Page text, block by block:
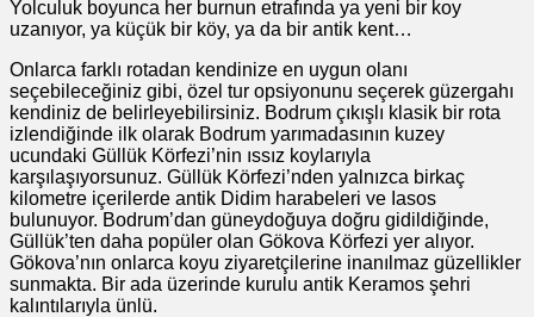
Yolculuk boyunca her burnun etrafında ya yeni bir koy
uzanıyor, ya küçük bir köy, ya da bir antik kent…
Onlarca farklı rotadan kendinize en uygun olanı
seçebileceğiniz gibi, özel tur opsiyonunu seçerek güzergahı
kendiniz de belirleyebilirsiniz. Bodrum çıkışlı klasik bir rota
izlendiğinde ilk olarak Bodrum yarımadasının kuzey
ucundaki Güllük Körfezi’nin ıssız koylarıyla
karşılaşıyorsunuz. Güllük Körfezi’nden yalnızca birkaç
kilometre içerilerde antik Didim harabeleri ve Iasos
bulunuyor. Bodrum’dan güneydoğuya doğru gidildiğinde,
Güllük’ten daha popüler olan Gökova Körfezi yer alıyor.
Gökova’nın onlarca koyu ziyaretçilerine inanılmaz güzellikler
sunmakta. Bir ada üzerinde kurulu antik Keramos şehri
kalıntılarıyla ünlü.